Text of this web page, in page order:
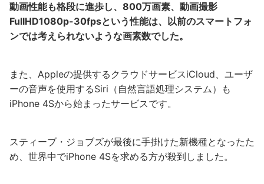
動画性能も格段に進歩し、800万画素、動画撮影
FullHD1080p-30fpsという性能は、以前のスマートフォ
ンでは考えられないような画素数でした。
また、Appleの提供するクラウドサービスiCloud、ユーザ
ーの音声を使用するSiri（自然言語処理システム）も
iPhone 4Sから始まったサービスです。
スティーブ・ジョブズが最後に手掛けた新機種となったた
め、世界中でiPhone 4Sを求める方が殺到しました。